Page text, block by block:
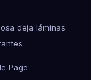
deja láminas
Page